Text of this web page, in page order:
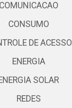
COMUNICACAO
CONSUMO
DE ACESSO
ENERGIA
SOLAR
REDES